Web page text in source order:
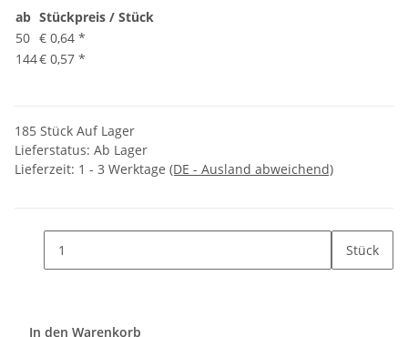
ab Stückpreis / Stück
50 € 0,64 *
144€ 0,57 *
185 Stück Auf Lager
Lieferstatus: Ab Lager
Lieferzeit: 1 - 3 Werktage (DE - Ausland abweichend)
Stück
In den Warenkorb